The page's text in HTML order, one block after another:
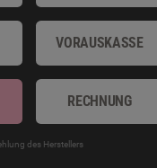
VORAUSKASSE
RECHNUNG
des Herstellers